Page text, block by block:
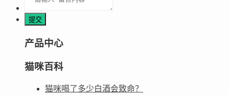
产品中心
猫咪百科
猫咪喝了多少白酒会致命？